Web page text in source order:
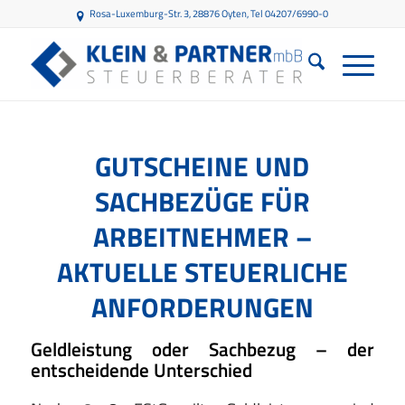
Rosa-Luxemburg-Str. 3, 28876 Oyten, Tel 04207/6990-0
GUTSCHEINE UND
SACHBEZÜGE FÜR
ARBEITNEHMER –
AKTUELLE STEUERLICHE
ANFORDERUNGEN
Geldleistung oder Sachbezug – der
entscheidende Unterschied